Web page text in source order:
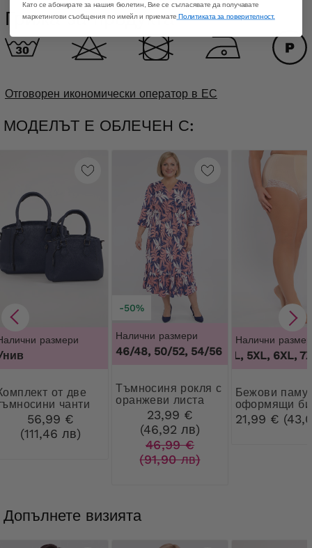
Грижа за продукта
Отговорен икономически оператор в ЕС
МОДЕЛЪТ Е ОБЛЕЧЕН С:
размери
две
чанти
56,99 €
(111,46 лв)
-50%
Налични размери
46/48, 50/52, 54/56
Тъмносиня рокля с
оранжеви листа
23,99 €
(46,92 лв)
46,99 €
(91,90 лв)
Налични
3XL, 4XL, 5XL, 6XL,
Бежови памучни
оформящи
с дантела
21,99 €
Допълнете визията
Като се абонирате за нашия бюлетин, Вие се съгласявате да получавате
маркетингови съобщения по имейл и приемате Политиката за поверителност.